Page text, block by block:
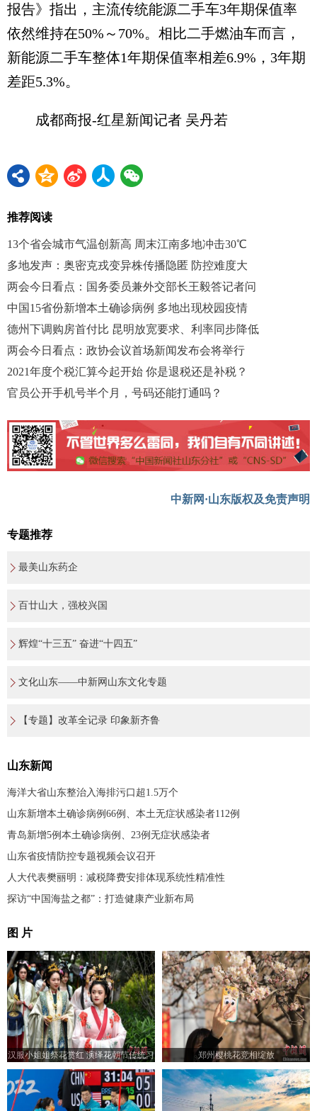
报告》指出，主流传统能源二手车3年期保值率
依然维持在50%～70%。相比二手燃油车而言，
新能源二手车整体1年期保值率相差6.9%，3年期
差距5.3%。
成都商报-红星新闻记者 吴丹若
推荐阅读
13个省会城市气温创新高 周末江南多地冲击30℃
多地发声：奥密克戎变异株传播隐匿 防控难度大
两会今日看点：国务委员兼外交部长王毅答记者问
中国15省份新增本土确诊病例 多地出现校园疫情
德州下调购房首付比 昆明放宽要求、利率同步降低
两会今日看点：政协会议首场新闻发布会将举行
2021年度个税汇算今起开始 你是退税还是补税？
官员公开手机号半个月，号码还能打通吗？
中新网·山东版权及免责声明
专题推荐
最美山东药企
百廿山大，强校兴国
辉煌“十三五” 奋进“十四五”
文化山东——中新网山东文化专题
【专题】改革全记录 印象新齐鲁
山东新闻
海洋大省山东整治入海排污口超1.5万个
山东新增本土确诊病例66例、本土无症状感染者112例
青岛新增5例本土确诊病例、23例无症状感染者
山东省疫情防控专题视频会议召开
人大代表樊丽明：减税降费安排体现系统性精准性
探访“中国海盐之都”：打造健康产业新布局
图 片
汉服小姐姐祭花赏红 演绎花朝节传统习
俗
郑州樱桃花竞相绽放